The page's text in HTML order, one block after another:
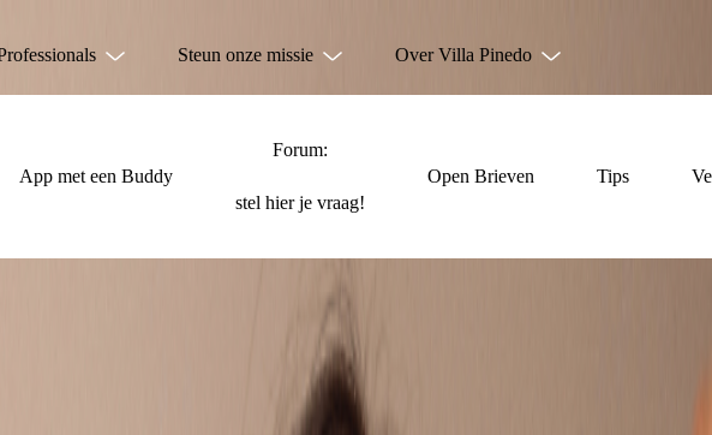
Steun onze missie Over Villa Pinedo
App met een Buddy
Forum:
stel hier je vraag!
Open Brieven Tips
HET NIET ALLEEN TE